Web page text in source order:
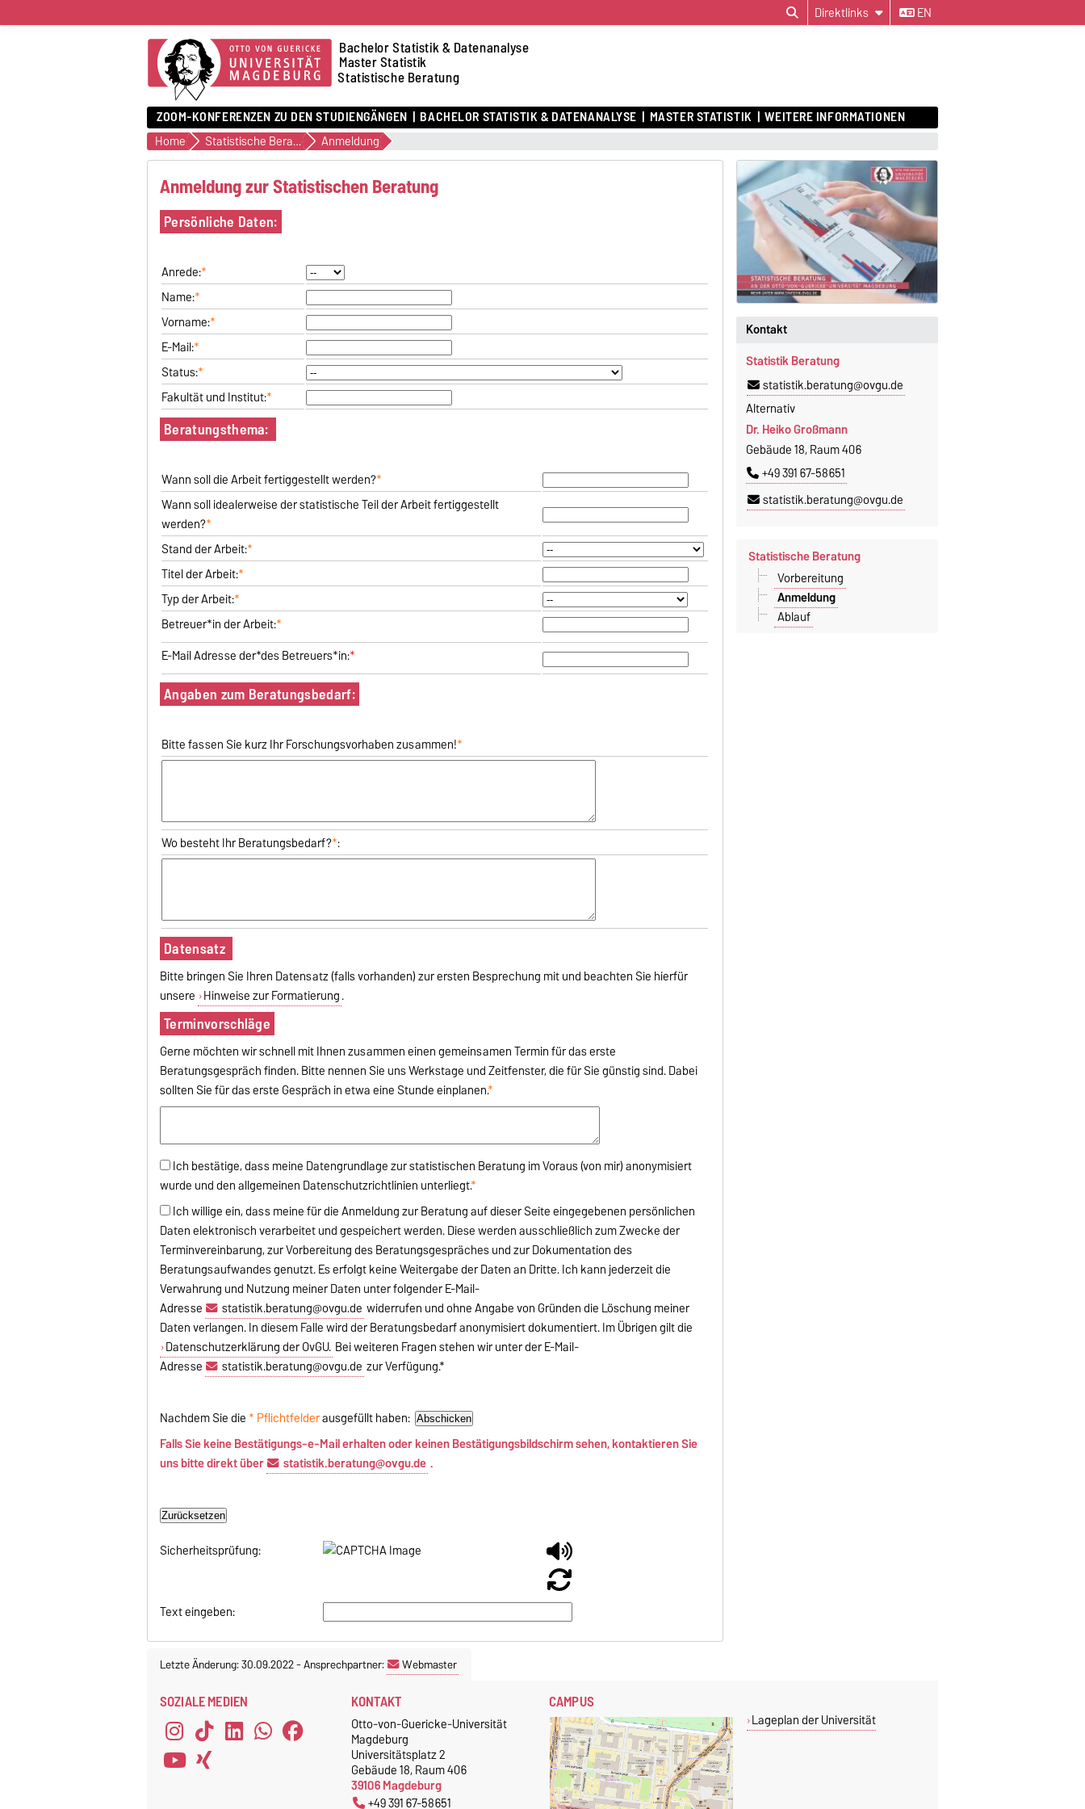
Direktlinks EN
Bachelor Statistik & Datenanalyse
Master Statistik
Statistische Beratung
ZOOM-KONFERENZEN ZU DEN STUDIENGÄNGEN BACHELOR STATISTIK & DATENANALYSE MASTER STATISTIK WEITERE INFORMATIONEN
Home Statistische Beratung Anmeldung
Anmeldung zur Statistischen Beratung
Persönliche Daten:
Anrede:*
Name:*
Vorname:*
E-Mail:*
Status:*
Fakultät und Institut:*
Beratungsthema:
Wann soll die Arbeit fertiggestellt werden?*
Wann soll idealerweise der statistische Teil der Arbeit fertiggestellt
werden?*
Stand der Arbeit:*
Titel der Arbeit:*
Typ der Arbeit:*
Betreuer*in der Arbeit:*
E-Mail Adresse der*des Betreuers*in:*
Angaben zum Beratungsbedarf:
Bitte fassen Sie kurz Ihr Forschungsvorhaben zusammen!*
Wo besteht Ihr Beratungsbedarf?*:
Datensatz
Bitte bringen Sie Ihren Datensatz (falls vorhanden) zur ersten Besprechung mit und beachten Sie hierfür
unsere Hinweise zur Formatierung.
Terminvorschläge
Gerne möchten wir schnell mit Ihnen zusammen einen gemeinsamen Termin für das erste
Beratungsgespräch finden. Bitte nennen Sie uns Werkstage und Zeitfenster, die für Sie günstig sind. Dabei
sollten Sie für das erste Gespräch in etwa eine Stunde einplanen.*
Ich bestätige, dass meine Datengrundlage zur statistischen Beratung im Voraus (von mir) anonymisiert
wurde und den allgemeinen Datenschutzrichtlinien unterliegt.*
Ich willige ein, dass meine für die Anmeldung zur Beratung auf dieser Seite eingegebenen persönlichen
Daten elektronisch verarbeitet und gespeichert werden. Diese werden ausschließlich zum Zwecke der
Terminvereinbarung, zur Vorbereitung des Beratungsgespräches und zur Dokumentation des
Beratungsaufwandes genutzt. Es erfolgt keine Weitergabe der Daten an Dritte. Ich kann jederzeit die
Verwahrung und Nutzung meiner Daten unter folgender E-Mail-
Adresse
statistik.beratung@ovgu.de widerrufen und ohne Angabe von Gründen die Löschung meiner
Daten verlangen. In diesem Falle wird der Beratungsbedarf anonymisiert dokumentiert. Im Übrigen gilt die
Datenschutzerklärung der OvGU. Bei weiteren Fragen stehen wir unter der E-Mail-
Adresse
statistik.beratung@ovgu.de zur Verfügung.*
Nachdem Sie die * Pflichtfelderausgefüllt haben:
Falls Sie keine Bestätigungs-e-Mail erhalten oder keinen Bestätigungsbildschirm sehen, kontaktieren Sie
uns bitte direkt über
statistik.beratung@ovgu.de .
Sicherheitsprüfung:
Text eingeben:
Kontakt
Statistik Beratung
statistik.beratung@ovgu.de
Alternativ
Dr. Heiko Großmann
Gebäude 18, Raum 406
+49 391 67-58651
statistik.beratung@ovgu.de
Statistische Beratung
Vorbereitung
Anmeldung
Ablauf
Letzte Änderung: 30.09.2022-Ansprechpartner: Webmaster
SOZIALE MEDIEN KONTAKT
Otto-von-Guericke-Universität
Magdeburg
Universitätsplatz 2
Gebäude 18, Raum 406
39106 Magdeburg
+49 391 67-58651
CAMPUS
Lageplan der Universität